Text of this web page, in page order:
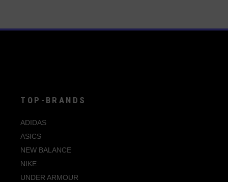
TOP-BRANDS
ADIDAS
ASICS
NEW BALANCE
NIKE
UNDER ARMOUR